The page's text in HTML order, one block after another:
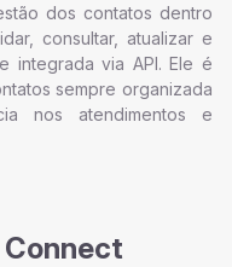
dos contatos dentro
consultar, atualizar e
integrada via API. Ele é
sempre organizada
nos atendimentos e
Connect